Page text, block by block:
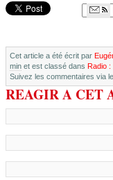
Cet article a été écrit par
min et est classé dans Radio :
Suivez les commentaires via
REAGIR A CET